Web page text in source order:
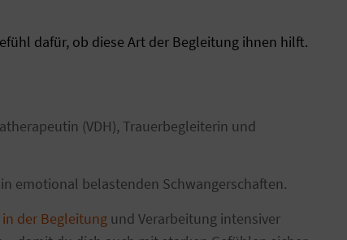
dafür, ob diese Art der Begleitung ihnen hilft.
(VDH), Trauerbegleiterin und
emotional belastenden Schwangerschaften.
der Begleitung und Verarbeitung intensiver